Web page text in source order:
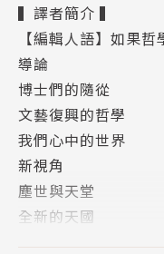
觀念論的思想世界。
工業時代早期的大
路德、伽利略、笛卡
梭、康德和黑格爾的
的干涉，勾勒出國家
降幅人間的市場經濟。
普列希特的筆法引人
濟、政治、社會背景
▍譯者簡介 ▍
【編輯人語】如果
導論
博士們的隨從
文藝復興的哲學
我們心中的世界
新視角
塵世與天堂
全新的天國